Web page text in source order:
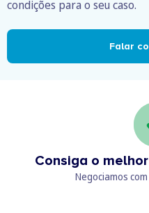
condições para o seu caso.
Falar
Consiga o
Negociamos